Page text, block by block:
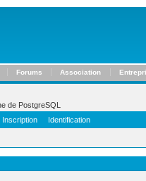
Forums Association
de PostgreSQL
Inscription Identification